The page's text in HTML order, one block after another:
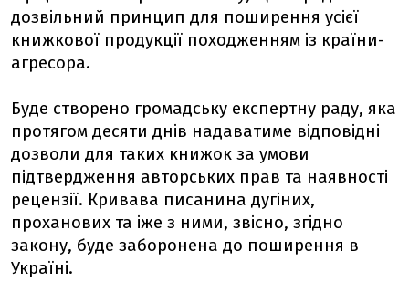
дозвільний принцип для поширення усієї
книжкової продукції походженням із країни-
агресора.
Буде створено громадську експертну раду, яка
протягом десяти днів надаватиме відповідні
дозволи для таких книжок за умови
підтвердження авторських прав та наявності
рецензії. Кривава писанина дугіних,
проханових та іже з ними, звісно, згідно
закону, буде заборонена до поширення в
Україні.